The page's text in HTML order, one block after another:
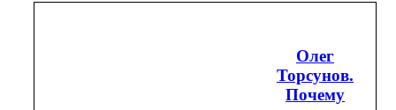
Олег
Торсунов.
Почему